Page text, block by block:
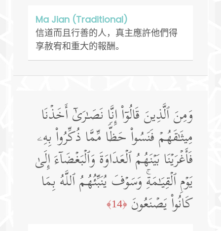
Ma Jian (Traditional)
信道而且行善的人，真主應許他們得
享赦宥和重大的報酬。
وَمِنَ ٱلَّذِینَ قَالُوۤا۟ إِنَّا نَصَـٰرَىٰۤ أَخَذۡنَا
مِیثَـٰقَهُمۡ فَنَسُوا۟ حَظࣰّا مِّمَّا ذُكِّرُوا۟ بِهِۦ
فَأَغۡرَیۡنَا بَیۡنَهُمُ ٱلۡعَدَاوَةَ وَٱلۡبَغۡضَاۤءَ إِلَىٰ
یَوۡمِ ٱلۡقِیَـٰمَةِۚ وَسَوۡفَ یُنَبِّئُهُمُ ٱللَّهُ بِمَا
كَانُوا۟ یَصۡنَعُونَ ﴿14﴾